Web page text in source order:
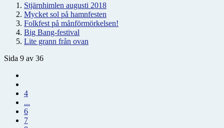
Stjärnhimlen augusti 2018
Mycket sol på hamnfesten
Folkfest på månförmörkelsen!
Big Bang-festival
Lite grann från ovan
Sida 9 av 36
4
...
6
7